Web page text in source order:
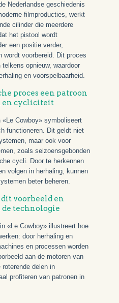
Nederlandse geschiedenis
filmproducties, werkt
cilinder die meerdere
het pistool wordt
een positie verder,
wordt voorbereid. Dit proces
opnieuw, waardoor
en voorspelbaarheid.
proces een patroon
en cycliciteit
Cowboy» symboliseert
functioneren. Dit geldt niet
maar ook voor
zoals seizoensgebonden
cycli. Door te herkennen
volgen in herhaling, kunnen
beter beheren.
voorbeeld en
technologie
«Le Cowboy» illustreert hoe
door herhaling en
en processen worden
aan de motoren van
roterende delen in
profiteren van patronen in